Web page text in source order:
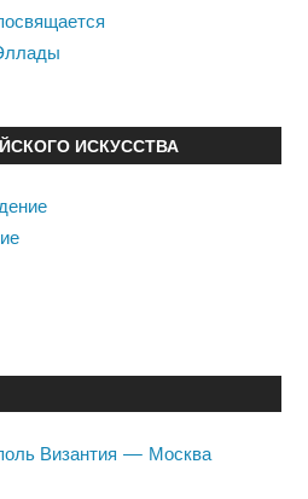
ИСКУССТВА
Византия — Москва